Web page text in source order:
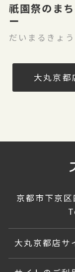
祇園祭のま
ー
だいまるきょ
大丸京
京都市下京
大丸京都店サ